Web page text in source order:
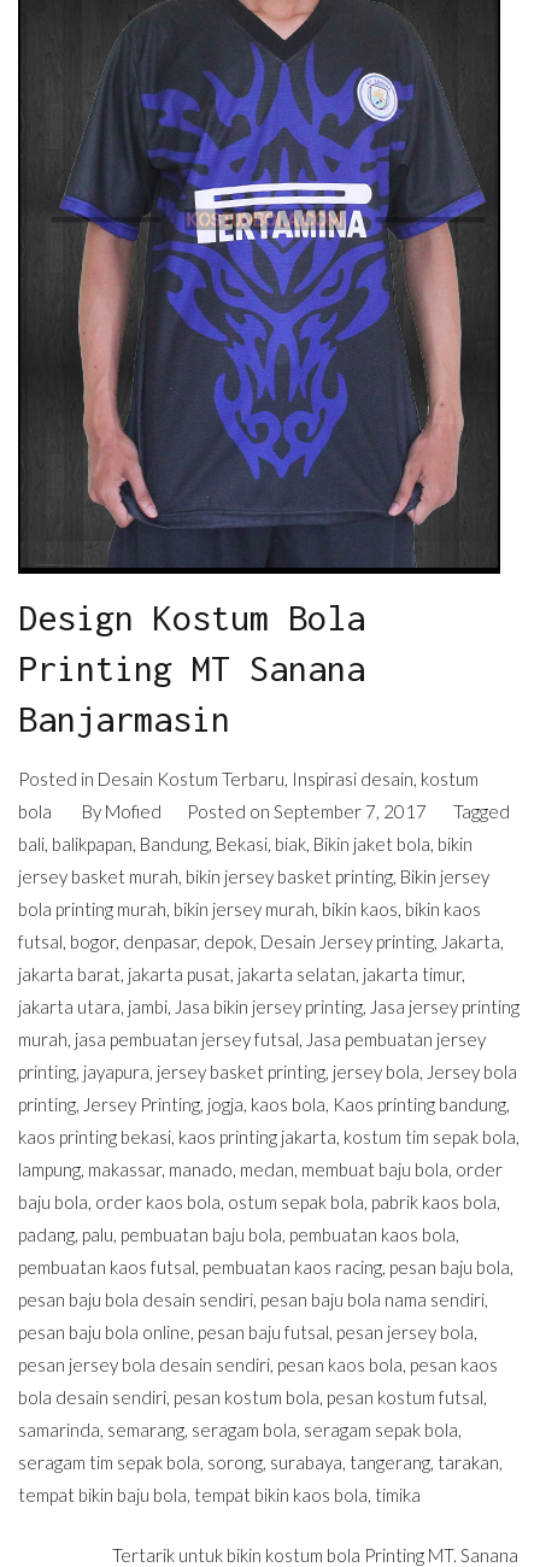
Design Kostum Bola
Printing MT Sanana
Banjarmasin
Posted in Desain Kostum Terbaru, Inspirasi desain, kostum
bola
By Mofied Posted onSeptember 7, 2017
Tagged
bali, balikpapan, Bandung, Bekasi, biak, Bikin jaket bola, bikin
jersey basket murah, bikin jersey basket printing, Bikin jersey
bola printing murah, bikin jersey murah, bikin kaos, bikin kaos
futsal, bogor, denpasar, depok, Desain Jersey printing, Jakarta,
jakarta barat, jakarta pusat, jakarta selatan, jakarta timur,
jakarta utara, jambi, Jasa bikin jersey printing, Jasa jersey printing
murah, jasa pembuatan jersey futsal, Jasa pembuatan jersey
printing, jayapura, jersey basket printing, jersey bola, Jersey bola
printing, Jersey Printing, jogja, kaos bola, Kaos printing bandung,
kaos printing bekasi, kaos printing jakarta, kostum tim sepak bola,
lampung, makassar, manado, medan, membuat baju bola, order
baju bola, order kaos bola, ostum sepak bola, pabrik kaos bola,
padang, palu, pembuatan baju bola, pembuatan kaos bola,
pembuatan kaos futsal, pembuatan kaos racing, pesan baju bola,
pesan baju bola desain sendiri, pesan baju bola nama sendiri,
pesan baju bola online, pesan baju futsal, pesan jersey bola,
pesan jersey bola desain sendiri, pesan kaos bola, pesan kaos
bola desain sendiri, pesan kostum bola, pesan kostum futsal,
samarinda, semarang, seragam bola, seragam sepak bola,
seragam tim sepak bola, sorong, surabaya, tangerang, tarakan,
tempat bikin baju bola, tempat bikin kaos bola, timika
Tertarik untuk bikin kostum bola Printing MT. Sanana